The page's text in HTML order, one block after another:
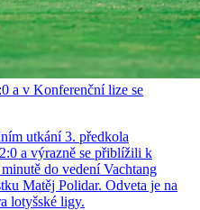
a v Konferenční lize se
utkání 3. předkola
a výrazně se přiblížili k
do vedení Vachtang
Matěj Polidar. Odveta je na
lotyšské ligy.